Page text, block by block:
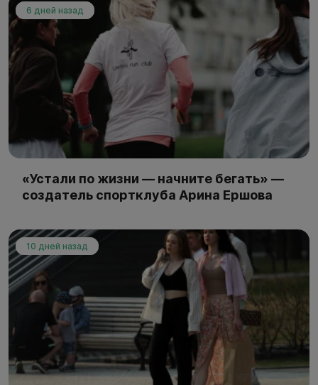
6 дней назад
«Устали по жизни — начните бегать» —
создатель спортклуба Арина Ершова
10 дней назад